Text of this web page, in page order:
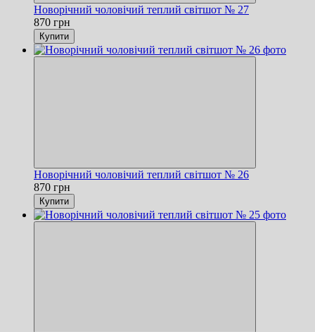
Новорічний чоловічий теплий світшот № 27
870 грн
Купити
Новорічний чоловічий теплий світшот № 26
870 грн
Купити